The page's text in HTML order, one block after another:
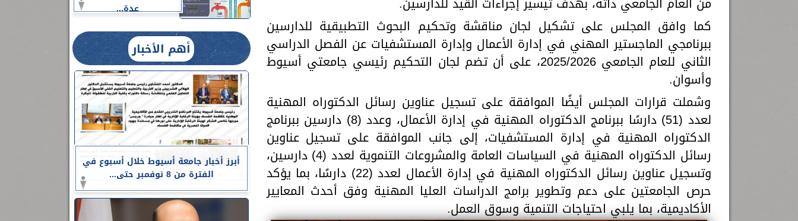
كما وافق المجلس على تشكيل لجان مناقشة وتحكيم البحوث التطبيقية للدارسين
ببرنامجي الماجستير المهني في إدارة الأعمال وإدارة المستشفيات عن الفصل الدراسي
الثاني للعام الجامعي 2025/2026، على أن تضم لجان التحكيم رئيسي جامعتي أسيوط
وأسوان.
وشملت قرارات المجلس أيضًا الموافقة على تسجيل عناوين رسائل الدكتوراه المهنية
لعدد (51) دارسًا ببرنامج الدكتوراه المهنية في إدارة الأعمال، وعدد (8) دارسين ببرنامج
الدكتوراه المهنية في إدارة المستشفيات، إلى جانب الموافقة على تسجيل عناوين
رسائل الدكتوراه المهنية في السياسات العامة والمشروعات التنموية لعدد (4) دارسين،
وتسجيل عناوين رسائل الدكتوراه المهنية في إدارة الأعمال لعدد (22) دارسًا، بما يؤكد
حرص الجامعتين على دعم وتطوير برامج الدراسات العليا المهنية وفق أحدث المعايير
الأكاديمية، بما يلبي احتياجات التنمية وسوق العمل.
عدة...
أهم الأخبار
أبرز أخبار جامعة أسيوط خلال أسبوع في
الفترة من 8 نوفمبر حتى...